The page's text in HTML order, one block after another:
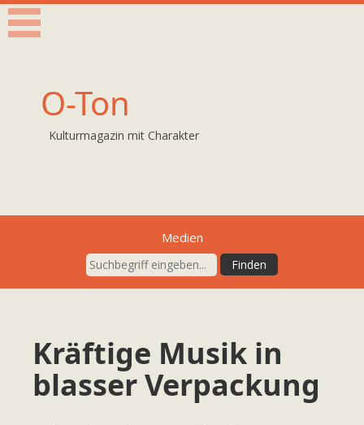
O-Ton
Kulturmagazin mit Charakter
Medien
Kräftige Musik in
blasser Verpackung